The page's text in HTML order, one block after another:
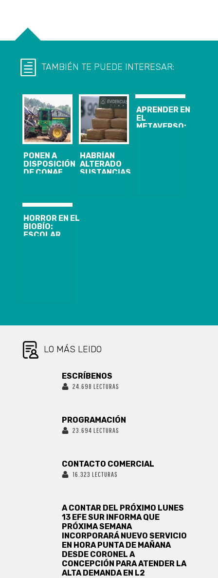
TAMBIÉN TE PUEDE INTERESAR:
PONEN A
DISPOSICIÓN
DE CONAF
DE INCENDIOS
HABRÍAN
ALTERADO
SUSTANCIAS
APRENDER EN
EL
METAVERSO:
HORROR EN EL
BIOBÍO:
ESCOLAR
LO MÁS LEIDO
ESCRÍBENOS
24.698 LECTURAS
PROGRAMACIÓN
23.694 LECTURAS
CONTACTO COMERCIAL
16.323 LECTURAS
A CONTAR DEL PRÓXIMO LUNES
13 EFE SUR INFORMA QUE
PRÓXIMA SEMANA
INCORPORARÁ NUEVO SERVICIO
EN HORA PUNTA DE MAÑANA
DESDE CORONEL A
CONCEPCIÓN PARA ATENDER LA
ALTA DEMANDA EN L2